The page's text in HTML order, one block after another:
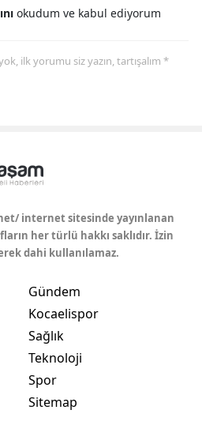
okudum ve kabul ediyorum
ilk yorumu siz yazın, tartışalım *
internet sitesinde yayınlanan
her türlü hakkı saklıdır. İzin
dahi kullanılamaz.
Gündem
Kocaelispor
Sağlık
Teknoloji
Spor
Sitemap